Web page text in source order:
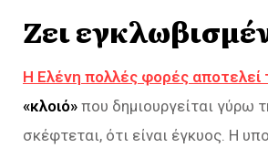
Ζει
Η Ελένη πολλές φορές αποτελεί
«κλοιό» που δημιουργείται γύρω
σκέφτεται, ότι είναι έγκυος. Η